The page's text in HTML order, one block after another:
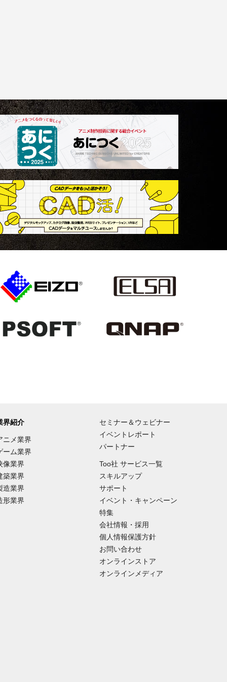
界紹介
ニメ業界
ーム業界
像業界
築業界
造業界
形業界
セミナー＆ウェビナー
イベントレポート
パートナー
Too社 サービス一覧
スキルアップ
サポート
イベント・キャンペーン
特集
会社情報・採用
個人情報保護方針
お問い合わせ
オンラインストア
オンラインメディア